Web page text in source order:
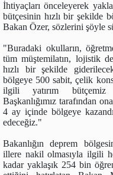
İhtiyaçları önceleyerek
bütçesinin hızlı bir şekilde
Bakan Özer, sözlerini şöyle
"Buradaki okulların,
tüm müştemilatın, lojistik
hızlı bir şekilde
bölgeye 500 sabit, çelik
ilgili yatırım bütçemiz
Başkanlığımız tarafından
4 ay içinde bölgeye
edeceğiz."
Bakanlığın deprem
illere nakil olmasıyla ilgili
kadar yaklaşık 254 bin